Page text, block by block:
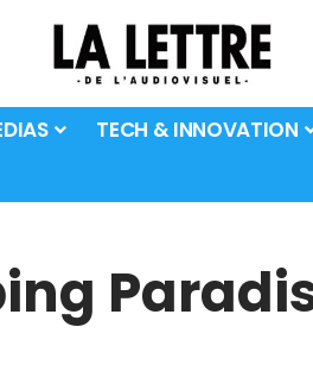
TECH & INNOVATION